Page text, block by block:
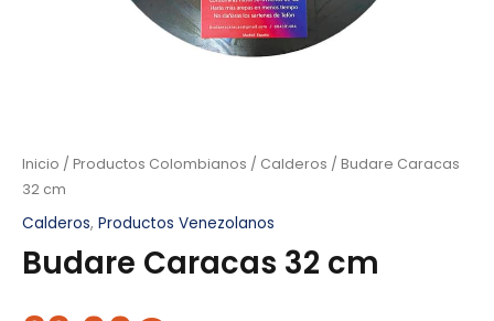
Inicio / Productos Colombianos / Calderos / Budare Caracas
32 cm
Calderos, Productos Venezolanos
Budare Caracas 32 cm